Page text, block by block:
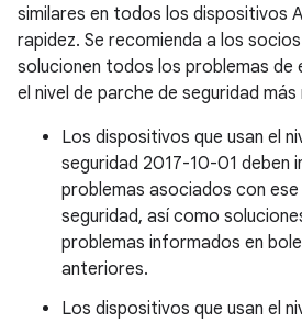
similares en todos los dispositivos
rapidez. Se recomienda a los
solucionen todos los problemas de
el nivel de parche de seguridad
Los dispositivos que usan el
seguridad 2017-10-01 deben
problemas asociados con
seguridad, así como
problemas informados en
anteriores.
Los dispositivos que usan el